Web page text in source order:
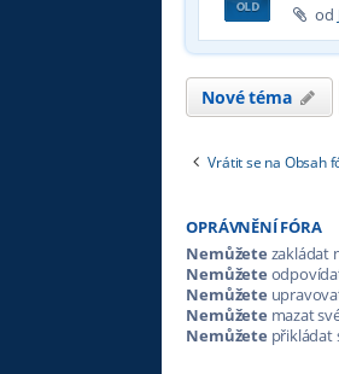
od
Nové téma
Vrátit se na Obsah
OPRÁVNĚNÍ FÓRA
Nemůžete zakládat
Nemůžete
Nemůžete
Nemůžete mazat
Nemůžete přikládat